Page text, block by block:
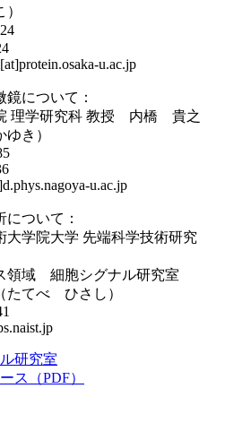
8624
u.ac.jp
について：
理学研究科 教授 内橋 貴之
き）
2885
u.ac.jp
ついて：
大学院大学 先端科学技術研究
領域 細胞シグナル研究室
てべ ひさし）
研究室
ス（PDF）